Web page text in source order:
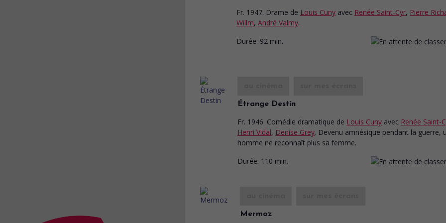
Fr. 1947. Drame de Louis Cuny avec Renée Saint-Cyr, Pierre
Willm, André Valmy.
Durée: 92 min.
Étrange Destin
Fr. 1946. Comédie dramatique de Louis Cuny avec Renée Saint-
Henri Vidal, Denise Grey. Devenu amnésique pendant la guerre,
homme ne reconnaît plus sa femme.
Durée: 110 min.
Mermoz